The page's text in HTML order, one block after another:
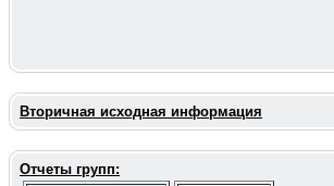
Вторичная исходная информация
Отчеты групп: